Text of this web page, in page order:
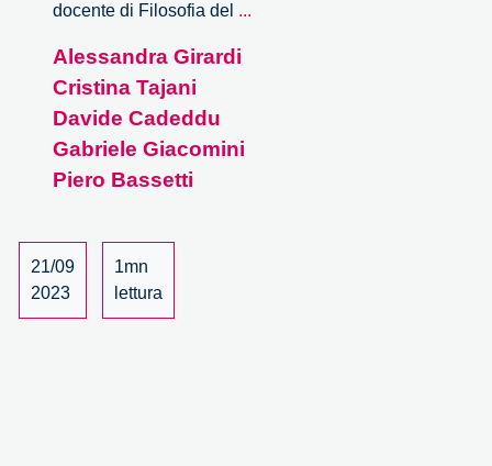
docente di Filosofia del ...
Alessandra Girardi
Cristina Tajani
Davide Cadeddu
Gabriele Giacomini
Piero Bassetti
21/09
2023
1mn
lettura